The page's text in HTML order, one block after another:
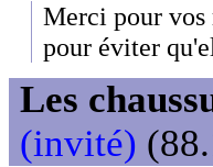
Merci pour vos
pour éviter
Les
(invité)